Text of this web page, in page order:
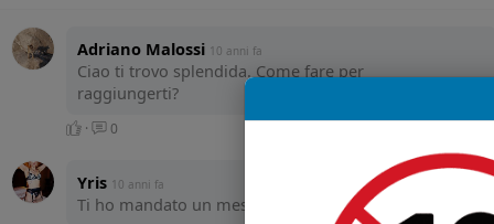
Adriano Malossi 10 anni fa
Ciao ti trovo splendida. Come fare per
raggiungerti?
· 0
Yris 10 anni fa
Ti ho mandato un messaggio ... baci!ù